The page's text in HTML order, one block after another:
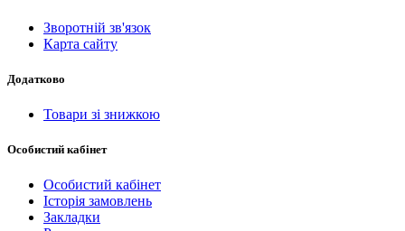
Зворотній зв'язок
Карта сайту
Додатково
Товари зі знижкою
Особистий кабінет
Особистий кабінет
Історія замовлень
Закладки